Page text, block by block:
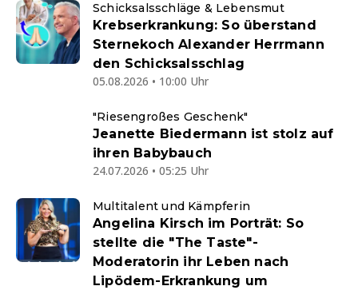
Schicksalsschläge & Lebensmut
Krebserkrankung: So überstand
Sternekoch Alexander Herrmann
den Schicksalsschlag
05.08.2026 • 10:00 Uhr
"Riesengroßes Geschenk"
Jeanette Biedermann ist stolz auf
ihren Babybauch
24.07.2026 • 05:25 Uhr
Multitalent und Kämpferin
Angelina Kirsch im Porträt: So
stellte die "The Taste"-
Moderatorin ihr Leben nach
Lipödem-Erkrankung um